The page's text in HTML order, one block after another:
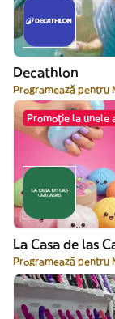
Decathlon
Programează pentru
Promoție la unele
La Casa de las
Programează pentru